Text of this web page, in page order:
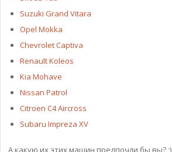
Suzuki Grand Vitara
Opel Mokka
Chevrolet Captiva
Renault Koleos
Kia Mohave
Nissan Patrol
Citroen C4 Aircross
Subaru Impreza XV